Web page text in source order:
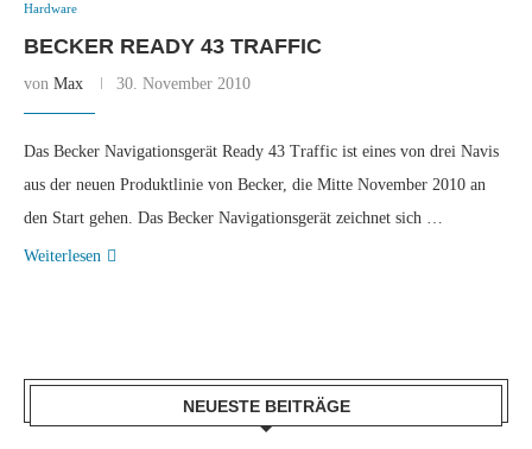
Hardware
BECKER READY 43 TRAFFIC
von Max 30. November 2010
Das Becker Navigationsgerät Ready 43 Traffic ist eines von drei Navis
aus der neuen Produktlinie von Becker, die Mitte November 2010 an
den Start gehen. Das Becker Navigationsgerät zeichnet sich …
Weiterlesen
NEUESTE BEITRÄGE